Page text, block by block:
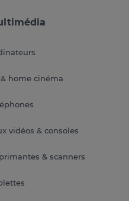
& home cinéma
vidéos & consoles
& scanners